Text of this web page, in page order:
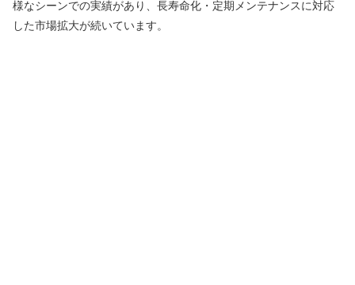
様なシーンでの実績があり、長寿命化・定期メンテナンスに対応
した市場拡大が続いています。